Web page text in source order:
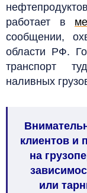
работает в
сообщении,
области РФ.
транспорт
наливных
клиентов и
на
или